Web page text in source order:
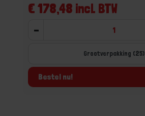
€ 178,48 incl. BTW
-
Grootverpakking (25)
Bestel nu!